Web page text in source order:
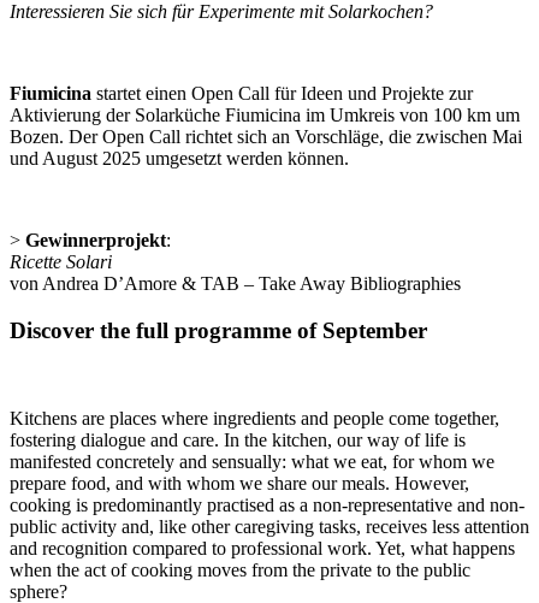
Interessieren Sie sich für Experimente mit Solarkochen?
Fiumicina startet einen Open Call für Ideen und Projekte zur
Aktivierung der Solarküche Fiumicina im Umkreis von 100 km um
Bozen. Der Open Call richtet sich an Vorschläge, die zwischen Mai
und August 2025 umgesetzt werden können.
> Gewinnerprojekt:
Ricette Solari
von Andrea D’Amore & TAB – Take Away Bibliographies
Discover the full programme of September
Kitchens are places where ingredients and people come together,
fostering dialogue and care. In the kitchen, our way of life is
manifested concretely and sensually: what we eat, for whom we
prepare food, and with whom we share our meals. However,
cooking is predominantly practised as a non-representative and non-
public activity and, like other caregiving tasks, receives less attention
and recognition compared to professional work. Yet, what happens
when the act of cooking moves from the private to the public
sphere?